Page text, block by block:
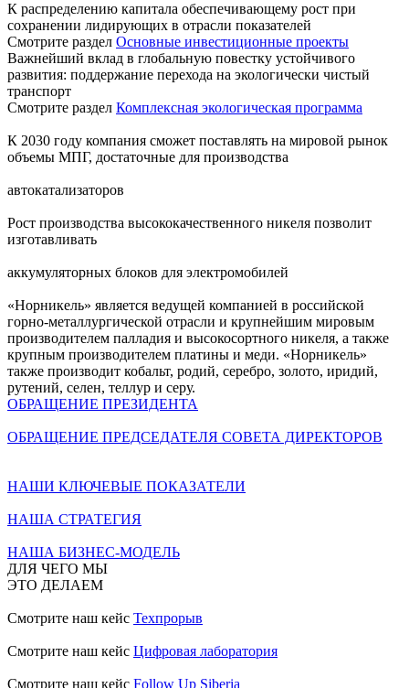
К распределению капитала обеспечивающему рост при
сохранении лидирующих в отрасли показателей
Смотрите раздел Основные инвестиционные проекты
Важнейший вклад в глобальную повестку устойчивого
развития: поддержание перехода на экологически чистый
транспорт
Смотрите раздел Комплексная экологическая программа
К 2030 году компания сможет поставлять на мировой рынок
объемы МПГ, достаточные для производства
автокатализаторов
Рост производства высококачественного никеля позволит
изготавливать
аккумуляторных блоков для электромобилей
«Норникель» является ведущей компанией в российской
горно-металлургической отрасли и крупнейшим мировым
производителем палладия и высокосортного никеля, а также
крупным производителем платины и меди. «Норникель»
также производит кобальт, родий, серебро, золото, иридий,
рутений, селен, теллур и серу.
ОБРАЩЕНИЕ ПРЕЗИДЕНТА
ОБРАЩЕНИЕ ПРЕДСЕДАТЕЛЯ СОВЕТА ДИРЕКТОРОВ
НАШИ КЛЮЧЕВЫЕ ПОКАЗАТЕЛИ
НАША СТРАТЕГИЯ
НАША БИЗНЕС-МОДЕЛЬ
ДЛЯ ЧЕГО МЫ
ЭТО ДЕЛАЕМ
Смотрите наш кейс Техпрорыв
Смотрите наш кейс Цифровая лаборатория
Смотрите наш кейс Follow Up Siberia